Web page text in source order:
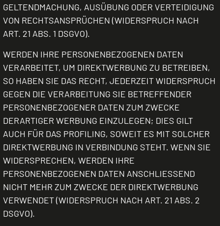
GELTENDMACHUNG, AUSÜBUNG ODER VERTEIDIGUNG
VON RECHTSANSPRÜCHEN (WIDERSPRUCH NACH
ART. 21 ABS. 1 DSGVO).
WERDEN IHRE PERSONENBEZOGENEN DATEN
VERARBEITET, UM DIREKTWERBUNG ZU BETREIBEN,
SO HABEN SIE DAS RECHT, JEDERZEIT WIDERSPRUCH
GEGEN DIE VERARBEITUNG SIE BETREFFENDER
PERSONENBEZOGENER DATEN ZUM ZWECKE
DERARTIGER WERBUNG EINZULEGEN; DIES GILT
AUCH FÜR DAS PROFILING, SOWEIT ES MIT SOLCHER
DIREKTWERBUNG IN VERBINDUNG STEHT. WENN SIE
WIDERSPRECHEN, WERDEN IHRE
PERSONENBEZOGENEN DATEN ANSCHLIESSEND
NICHT MEHR ZUM ZWECKE DER DIREKTWERBUNG
VERWENDET (WIDERSPRUCH NACH ART. 21 ABS. 2
DSGVO).